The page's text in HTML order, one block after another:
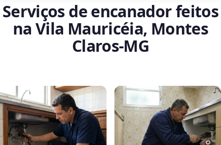
Serviços de encanador feitos
na Vila Mauricéia, Montes
Claros‑MG